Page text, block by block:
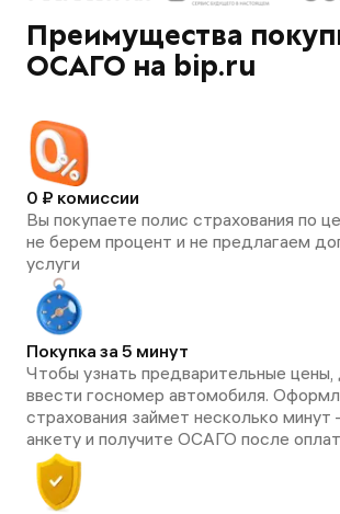
Преимущества
ОСАГО на bip.ru
0 ₽ комиссии
Вы покупаете полис страхования по
не берем процент и не предлагаем
услуги
Покупка за 5 минут
Чтобы узнать предварительные цены,
ввести госномер автомобиля.
страхования займет несколько
анкету и получите ОСАГО после